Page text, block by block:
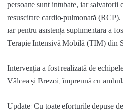
persoane sunt intubate, iar salvatorii
resuscitare cardio-pulmonară (RCP).
iar pentru asistență suplimentară a
Terapie Intensivă Mobilă (TIM) din
Intervenția a fost realizată de
Vâlcea și Brezoi, împreună cu
Update: Cu toate eforturile depuse